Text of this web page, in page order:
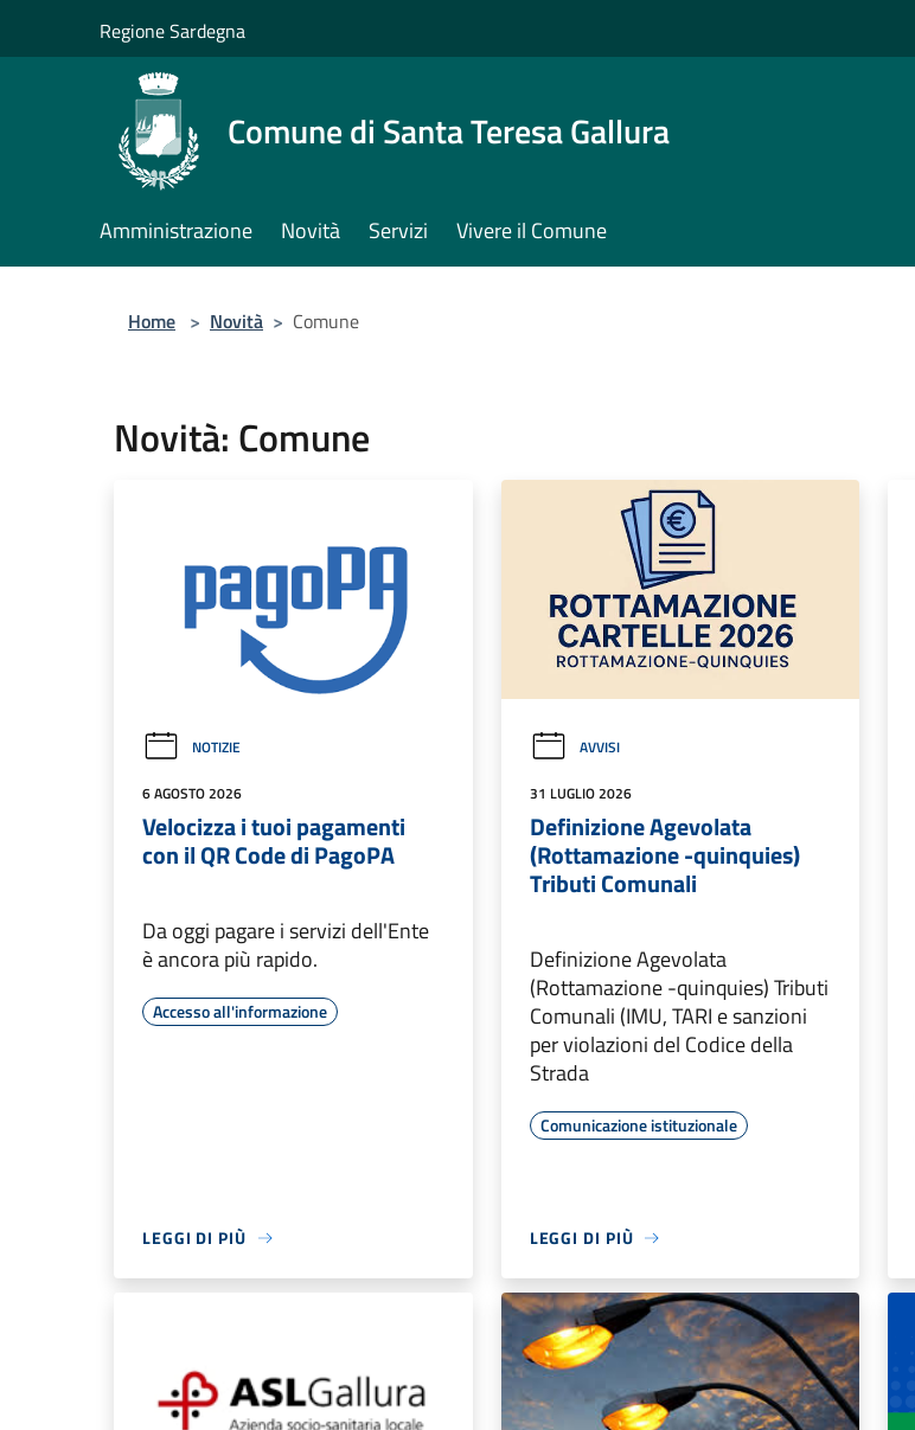
Regione Sardegna
Comune di Santa Teresa Gallura
Amministrazione Novità Servizi Vivere il Comune
Home > Novità > Comune
Novità: Comune
NOTIZIE
6 AGOSTO 2026
Velocizza i tuoi pagamenti
con il QR Code di PagoPA
Da oggi pagare i servizi dell'Ente
è ancora più rapido.
Accesso all'informazione
LEGGI DI PIÙ
AVVISI
31 LUGLIO 2026
Definizione Agevolata
(Rottamazione -quinquies)
Tributi Comunali
Definizione Agevolata
(Rottamazione -quinquies) Tributi
Comunali (IMU, TARI e sanzioni
per violazioni del Codice della
Strada
Comunicazione istituzionale
LEGGI DI PIÙ